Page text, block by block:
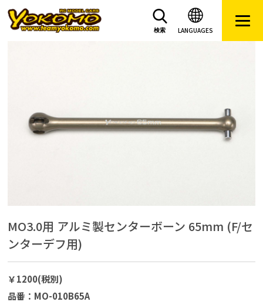
LANGUAGES
検索
MO3.0用 アルミ製センターボーン 65mm (F/セ
ンターデフ用)
￥1200(税別)
品番：MO-010B65A